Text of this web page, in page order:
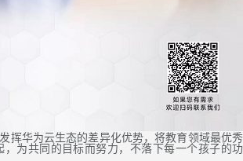
挥华为云生态的差异化优势，将教育领域最优秀
，为共同的目标而努力，不落下每一个孩子的功